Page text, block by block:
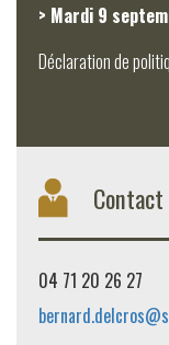
> Mardi 9
Déclaration de
04 71 20 26 27